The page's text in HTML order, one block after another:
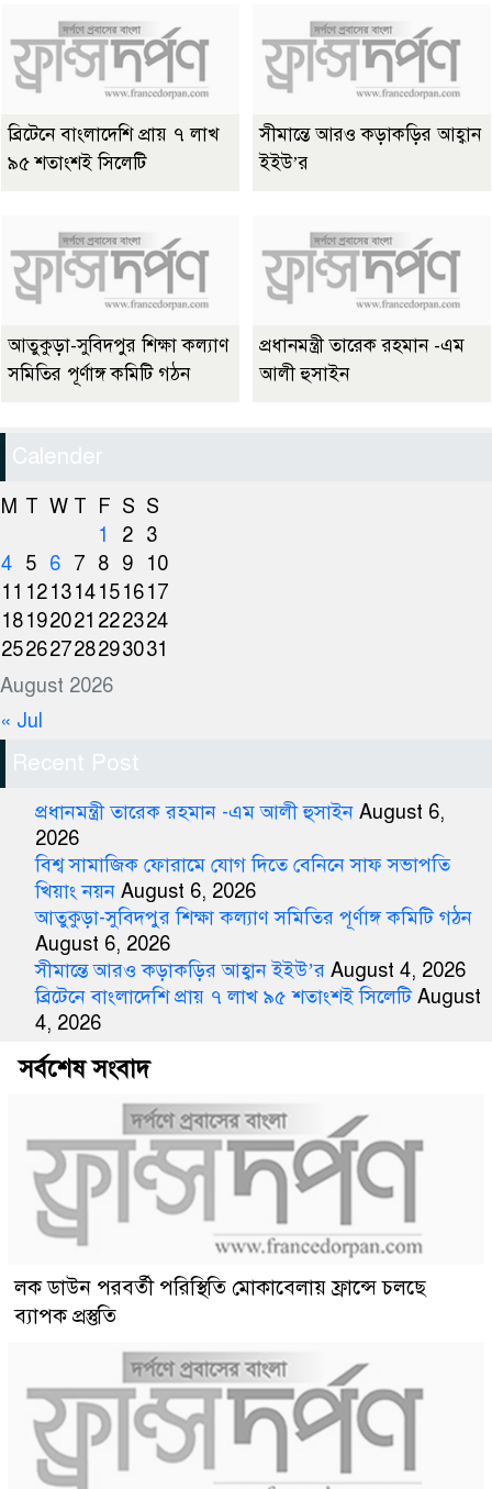
ব্রিটেনে বাংলাদেশি প্রায় ৭ লাখ
৯৫ শতাংশই সিলেটি
সীমান্তে আরও কড়াকড়ির আহ্বান
ইইউ’র
আতুকুড়া-সুবিদপুর শিক্ষা কল্যাণ
সমিতির পূর্ণাঙ্গ কমিটি গঠন
প্রধানমন্ত্রী তারেক রহমান -এম
আলী হুসাইন
Calender
August 2026
M T W T F S S
1
2 3
4 5 6 7 8 9
10
11 121314151617
18192021 222324
25262728293031
« Jul
Recent Post
প্রধানমন্ত্রী তারেক রহমান -এম আলী হুসাইন August 6,
2026
বিশ্ব সামাজিক ফোরামে যোগ দিতে বেনিনে সাফ সভাপতি
খিয়াং নয়ন August 6, 2026
আতুকুড়া-সুবিদপুর শিক্ষা কল্যাণ সমিতির পূর্ণাঙ্গ কমিটি গঠন
August 6, 2026
সীমান্তে আরও কড়াকড়ির আহ্বান ইইউ’র August 4, 2026
ব্রিটেনে বাংলাদেশি প্রায় ৭ লাখ ৯৫ শতাংশই সিলেটি August
4, 2026
সর্বশেষ সংবাদ
লক ডাউন পরবর্তী পরিস্থিতি মোকাবেলায় ফ্রান্সে চলছে
ব্যাপক প্রস্তুতি